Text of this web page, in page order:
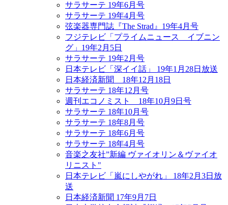
サラサーテ 19年6月号
サラサーテ 19年4月号
弦楽器専門誌『The Strad』19年4月号
フジテレビ「プライムニュース イブニン
グ」19年2月5日
サラサーテ 19年2月号
日本テレビ「深イイ話」 19年1月28日放送
日本経済新聞 18年12月18日
サラサーテ 18年12月号
週刊エコノミスト 18年10月9日号
サラサーテ 18年10月号
サラサーテ 18年8月号
サラサーテ 18年6月号
サラサーテ 18年4月号
音楽之友社”新編 ヴァイオリン＆ヴァイオ
リニスト"
日本テレビ「嵐にしやがれ」 18年2月3日放
送
日本経済新聞 17年9月7日